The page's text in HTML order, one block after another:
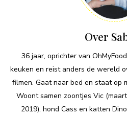
Over
36 jaar, oprichter van
keuken en reist anders de wereld
filmen. Gaat naar bed en staat op
Woont samen zoontjes Vic
2019), hond Cass en katten